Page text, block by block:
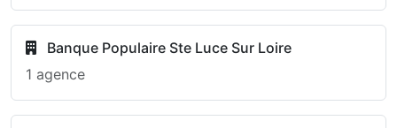
Banque Populaire Ste Luce Sur Loire
1 agence